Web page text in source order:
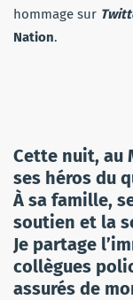
hommage sur
Nation.
Cette nuit, au
ses héros du
À sa famille,
soutien et la
Je partage
collègues
assurés de